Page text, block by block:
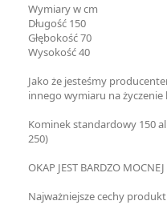
Wymiary w cm
Długość 150
Głębokość 70
Wysokość 40
Jako że jesteśmy
innego wymiaru na życzenie
Kominek standardowy 150
250)
OKAP JEST BARDZO
Najważniejsze cechy